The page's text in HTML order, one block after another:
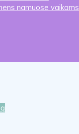
namuose vaikams